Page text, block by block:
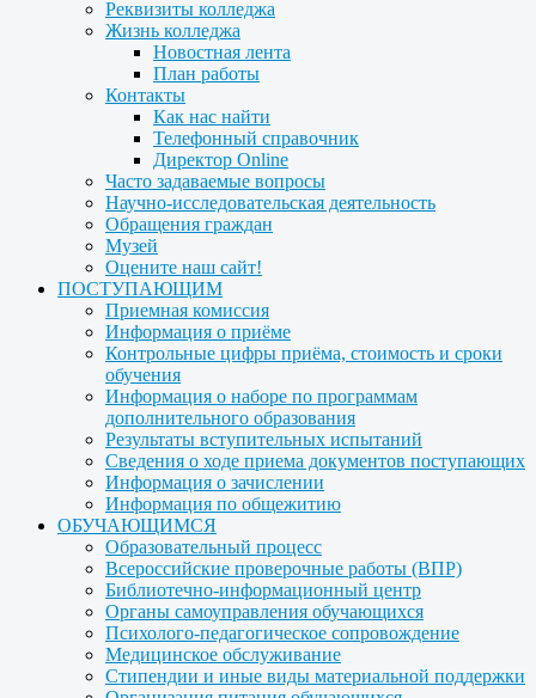
Реквизиты колледжа
Жизнь колледжа
Новостная лента
План работы
Контакты
Как нас найти
Телефонный справочник
Директор Online
Часто задаваемые вопросы
Научно-исследовательская деятельность
Обращения граждан
Музей
Оцените наш сайт!
ПОСТУПАЮЩИМ
Приемная комиссия
Информация о приёме
Контрольные цифры приёма, стоимость и сроки
обучения
Информация о наборе по программам
дополнительного образования
Результаты вступительных испытаний
Сведения о ходе приема документов поступающих
Информация о зачислении
Информация по общежитию
ОБУЧАЮЩИМСЯ
Образовательный процесс
Всероссийские проверочные работы (ВПР)
Библиотечно-информационный центр
Органы самоуправления обучающихся
Психолого-педагогическое сопровождение
Медицинское обслуживание
Стипендии и иные виды материальной поддержки